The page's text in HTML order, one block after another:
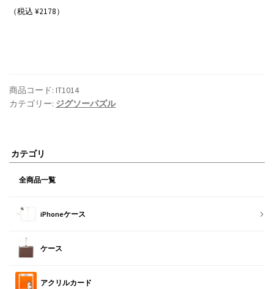
（税込 ¥2178）
商品コード: IT1014
カテゴリー: ジグソーパズル
カテゴリ
全商品一覧
iPhoneケース
ケース
アクリルカード